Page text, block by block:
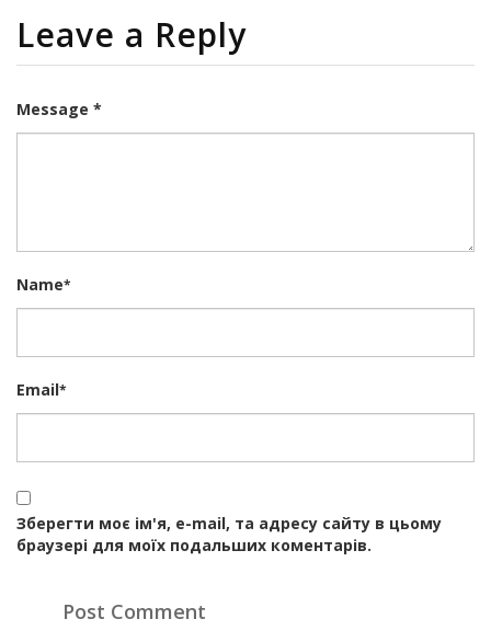
Leave a Reply
Message *
Name*
Email*
Зберегти моє ім'я, e-mail, та адресу сайту в цьому
браузері для моїх подальших коментарів.